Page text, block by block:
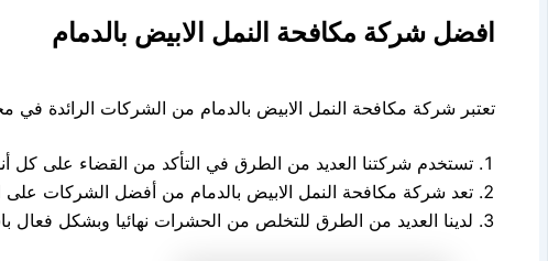
افضل شركة مكافحة النمل الابيض بالدمام
تعتبر شركة مكافحة النمل الابيض بالدمام من الشركات الرائدة في
تستخدم شركتنا العديد من الطرق في التأكد من القضاء على كل
تعد شركة مكافحة النمل الابيض بالدمام من أفضل الشركات على
لدينا العديد من الطرق للتخلص من الحشرات نهائيا وبشكل فعال